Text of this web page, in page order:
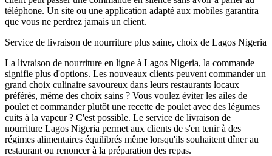
téléphone. Un site ou une application adapté aux mobiles garantira
que vous ne perdrez jamais un client.
Service de livraison de nourriture plus saine, choix de Lagos Nigeria
La livraison de nourriture en ligne à Lagos Nigeria, la commande
signifie plus d'options. Les nouveaux clients peuvent commander un
grand choix culinaire savoureux dans leurs restaurants locaux
préférés, même des choix sains ? Vous voulez éviter les ailes de
poulet et commander plutôt une recette de poulet avec des légumes
cuits à la vapeur ? C'est possible. Le service de livraison de
nourriture Lagos Nigeria permet aux clients de s'en tenir à des
régimes alimentaires équilibrés même lorsqu'ils souhaitent dîner au
restaurant ou renoncer à la préparation des repas.